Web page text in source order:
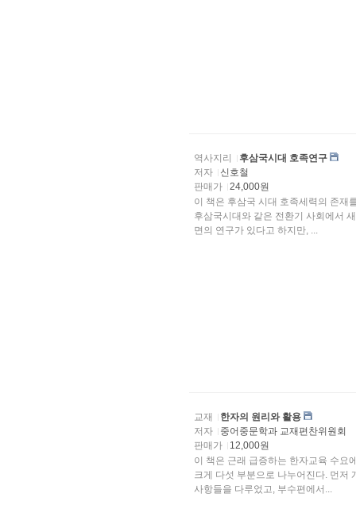
역사지리
후삼국시대 호족연구
저자
신호철
판매가
24,000원
이 책은 후삼국 시대 호족세력의 존재를 종합적으로 밝
후삼국시대와 같은 전환기 사회에서
면의 연구가 있다고 하지만, ...
교재
한자의 원리와 활용
저자
중어중문학과 교재편찬위원회
판매가
12,000원
이 책은 근래 급증하는 한자교육 수요에 맞추어 한자 학
크게 다섯 부분으로 나누어진다. 먼저
사항들을 다루었고, 부수편에서...